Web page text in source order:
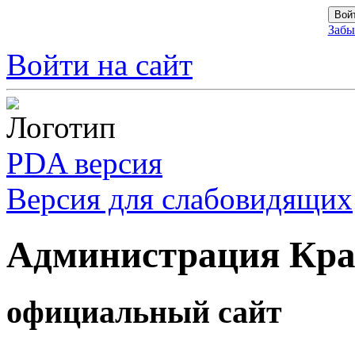
Войти на сайт
PDA версия
Версия для слабовидящих
Администрация
официальный сайт